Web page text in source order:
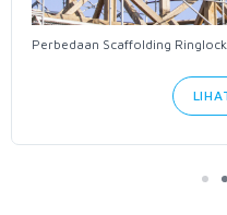
Perbedaan Scaffolding